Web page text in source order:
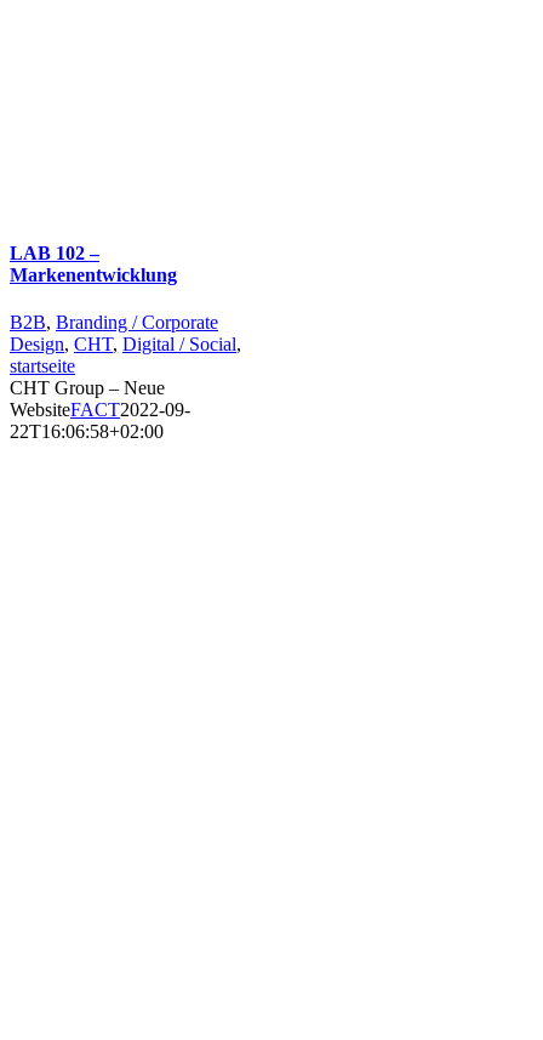
LAB 102 –
Markenentwicklung
B2B, Branding / Corporate
Design, CHT, Digital / Social,
startseite
CHT Group – Neue
WebsiteFACT2022-09-
22T16:06:58+02:00